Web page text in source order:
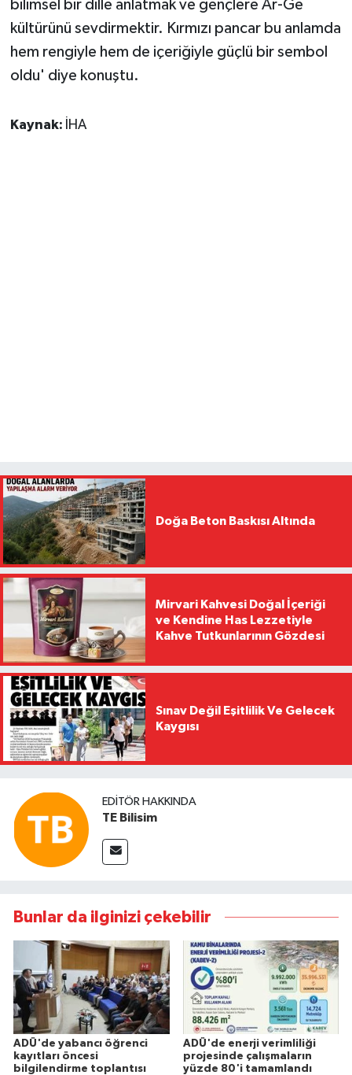
bilimsel bir dille anlatmak ve gençlere Ar-Ge
kültürünü sevdirmektir. Kırmızı pancar bu anlamda
hem rengiyle hem de içeriğiyle güçlü bir sembol
oldu' diye konuştu.
Kaynak: İHA
Doğa Beton Baskısı Altında
Mirvari Kahvesi Doğal İçeriği
ve Kendine Has Lezzetiyle
Kahve Tutkunlarının Gözdesi
Sınav Değil Eşitlilik Ve Gelecek
Kaygısı
EDITÖR HAKKINDA
TE Bilisim
Bunlar da ilginizi çekebilir
ADÜ'de yabancı öğrenci
kayıtları öncesi
bilgilendirme toplantısı
ADÜ'de enerji verimliliği
projesinde çalışmaların
yüzde 80'i tamamlandı